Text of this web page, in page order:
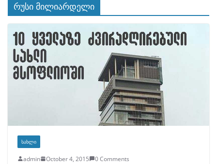
რუსი მილიარდელი
ᲡᲐᲮᲚᲘ
admin October 4, 2015
0 Comments